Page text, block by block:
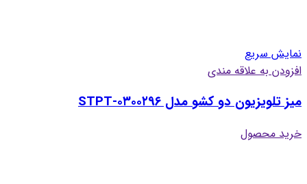
نمایش سریع
افزودن به علاقه مندی
میز تلویزیون دو کشو مدل STPT-۰۳۰۰۲۹۶
خرید محصول